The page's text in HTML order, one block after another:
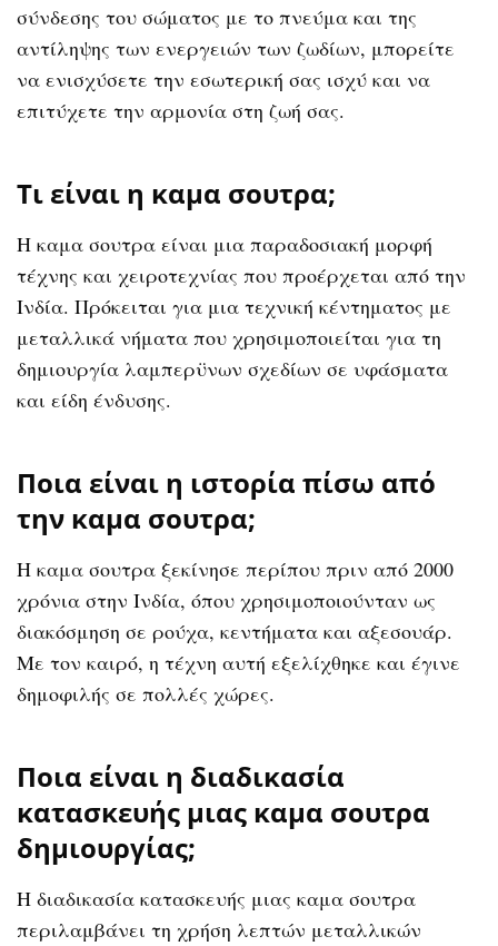
σύνδεσης του σώματος με το πνεύμα και της
αντίληψης των ενεργειών των ζωδίων, μπορείτε
να ενισχύσετε την εσωτερική σας ισχύ και να
επιτύχετε την αρμονία στη ζωή σας.
Τι είναι η καμα σουτρα;
Η καμα σουτρα είναι μια παραδοσιακή μορφή
τέχνης και χειροτεχνίας που προέρχεται από την
Ινδία. Πρόκειται για μια τεχνική κέντηματος με
μεταλλικά νήματα που χρησιμοποιείται για τη
δημιουργία λαμπερϋνων σχεδίων σε υφάσματα
και είδη ένδυσης.
Ποια είναι η ιστορία πίσω από
την καμα σουτρα;
Η καμα σουτρα ξεκίνησε περίπου πριν από 2000
χρόνια στην Ινδία, όπου χρησιμοποιούνταν ως
διακόσμηση σε ρούχα, κεντήματα και αξεσουάρ.
Με τον καιρό, η τέχνη αυτή εξελίχθηκε και έγινε
δημοφιλής σε πολλές χώρες.
Ποια είναι η διαδικασία
κατασκευής μιας καμα σουτρα
δημιουργίας;
Η διαδικασία κατασκευής μιας καμα σουτρα
περιλαμβάνει τη χρήση λεπτών μεταλλικών